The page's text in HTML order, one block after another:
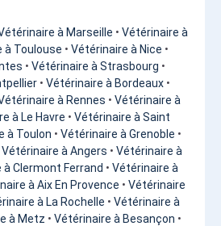
à Marseille • Vétérinaire à
à Toulouse • Vétérinaire à Nice •
• Vétérinaire à Strasbourg •
• Vétérinaire à Bordeaux •
à Rennes • Vétérinaire à
à Le Havre • Vétérinaire à Saint
à Toulon • Vétérinaire à Grenoble •
Vétérinaire à Angers • Vétérinaire à
Clermont Ferrand • Vétérinaire à
à Aix En Provence • Vétérinaire
à La Rochelle • Vétérinaire à
à Metz • Vétérinaire à Besançon •